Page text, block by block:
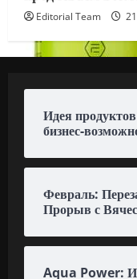
Editorial Team
Идея
бизнес-
Февраль:
Прорыв с
Aqua Power: